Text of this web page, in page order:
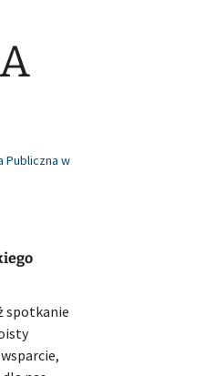
Publiczna w
spotkanie